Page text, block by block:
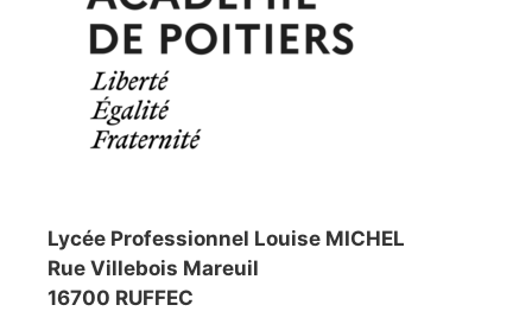
Lycée Professionnel Louise MICHEL
Rue Villebois Mareuil
16700 RUFFEC